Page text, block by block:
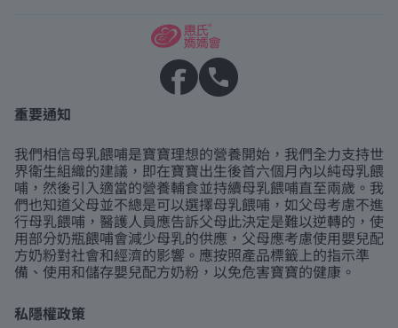
重要通知
我們相信母乳餵哺是寶寶理想的營養開始，我們全力支持世
界衛生組織的建議，即在寶寶出生後首六個月內以純母乳餵
哺，然後引入適當的營養輔食並持續母乳餵哺直至兩歲。我
們也知道父母並不總是可以選擇母乳餵哺，如父母考慮不進
行母乳餵哺，醫護人員應告訴父母此決定是難以逆轉的，使
用部分奶瓶餵哺會減少母乳的供應，父母應考慮使用嬰兒配
方奶粉對社會和經濟的影響。應按照產品標籤上的指示準
備、使用和儲存嬰兒配方奶粉，以免危害寶寶的健康。
私隱權政策